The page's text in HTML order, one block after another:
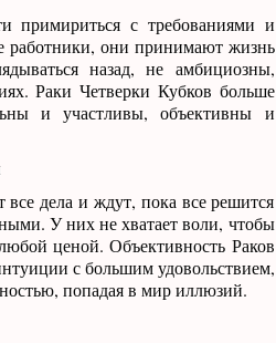
примириться с требованиями и
работники, они принимают жизнь
назад, не амбициозны,
Раки Четверки Кубков больше
и участливы, объективны и
дела и ждут, пока все решится
У них не хватает воли, чтобы
ценой. Объективность Раков
с большим удовольствием,
попадая в мир иллюзий.